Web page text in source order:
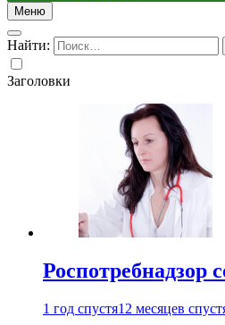
Меню
Найти:
Заголовки
Роспотребнадзор
1 год спустя12 месяцев